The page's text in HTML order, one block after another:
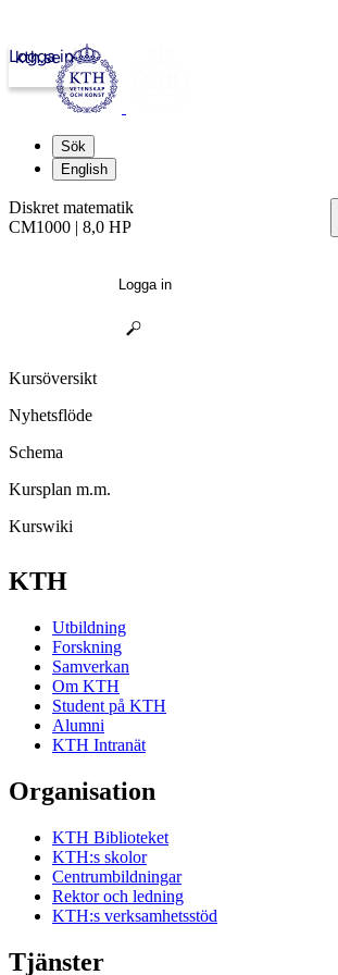
kth.se
Logga in
Sök
English
Diskret matematik
CM1000 | 8,0 HP
Logga in
Kursöversikt
Nyhetsflöde
Schema
Kursplan m.m.
Kurswiki
KTH
Utbildning
Forskning
Samverkan
Om KTH
Student på KTH
Alumni
KTH Intranät
Organisation
KTH Biblioteket
KTH:s skolor
Centrumbildningar
Rektor och ledning
KTH:s verksamhetsstöd
Tjänster